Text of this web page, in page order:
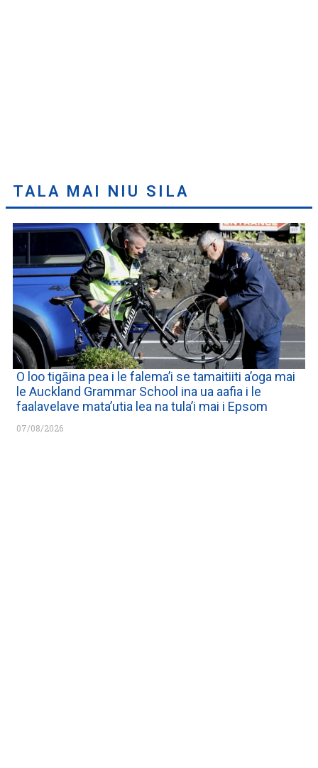
TALA MAI NIU SILA
O loo tigāina pea i le falema’i se tamaitiiti a’oga mai
le Auckland Grammar School ina ua aafia i le
faalavelave mata’utia lea na tula’i mai i Epsom
07/08/2026